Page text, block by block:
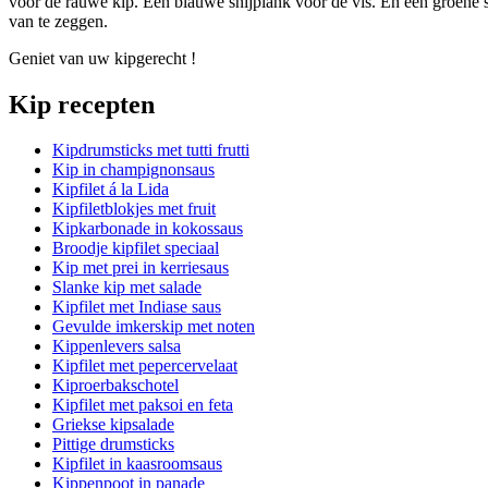
van te zeggen.
Geniet van uw kipgerecht !
Kip recepten
Kipdrumsticks met tutti frutti
Kip in champignonsaus
Kipfilet á la Lida
Kipfiletblokjes met fruit
Kipkarbonade in kokossaus
Broodje kipfilet speciaal
Kip met prei in kerriesaus
Slanke kip met salade
Kipfilet met Indiase saus
Gevulde imkerskip met noten
Kippenlevers salsa
Kipfilet met pepercervelaat
Kiproerbakschotel
Kipfilet met paksoi en feta
Griekse kipsalade
Pittige drumsticks
Kipfilet in kaasroomsaus
Kippenpoot in panade